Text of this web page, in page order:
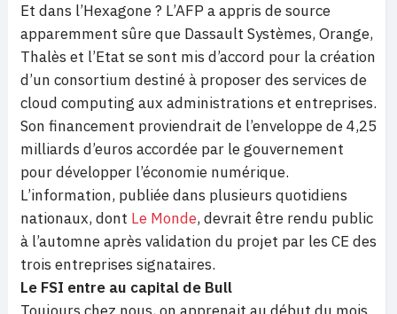
Et dans l’Hexagone ? L’AFP a appris de source
apparemment sûre que Dassault Systèmes, Orange,
Thalès et l’Etat se sont mis d’accord pour la création
d’un consortium destiné à proposer des services de
cloud computing aux administrations et entreprises.
Son financement proviendrait de l’enveloppe de 4,25
milliards d’euros accordée par le gouvernement
pour développer l’économie numérique.
L’information, publiée dans plusieurs quotidiens
nationaux, dont Le Monde, devrait être rendu public
à l’automne après validation du projet par les CE des
trois entreprises signataires.
Le FSI entre au capital de Bull